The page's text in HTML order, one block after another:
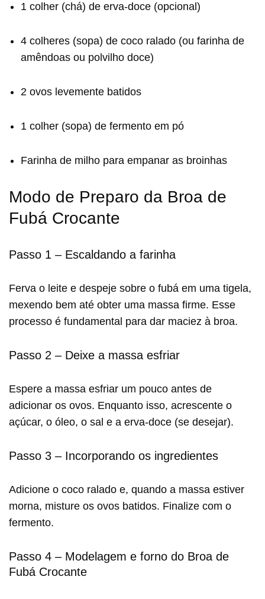
1 colher (chá) de erva-doce (opcional)
4 colheres (sopa) de coco ralado (ou farinha de
amêndoas ou polvilho doce)
2 ovos levemente batidos
1 colher (sopa) de fermento em pó
Farinha de milho para empanar as broinhas
Modo de Preparo da Broa de
Fubá Crocante
Passo 1 – Escaldando a farinha
Ferva o leite e despeje sobre o fubá em uma tigela,
mexendo bem até obter uma massa firme. Esse
processo é fundamental para dar maciez à broa.
Passo 2 – Deixe a massa esfriar
Espere a massa esfriar um pouco antes de
adicionar os ovos. Enquanto isso, acrescente o
açúcar, o óleo, o sal e a erva-doce (se desejar).
Passo 3 – Incorporando os ingredientes
Adicione o coco ralado e, quando a massa estiver
morna, misture os ovos batidos. Finalize com o
fermento.
Passo 4 – Modelagem e forno do Broa de
Fubá Crocante